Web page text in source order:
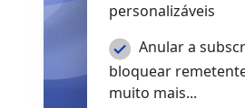
personalizáveis
Anular a
bloquear
muito mais...